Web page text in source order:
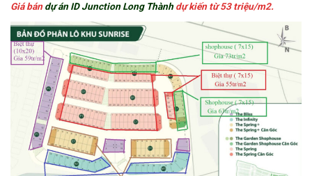
Giá bándự án ID Junction Long Thànhdự kiến từ53 triệu/m2.